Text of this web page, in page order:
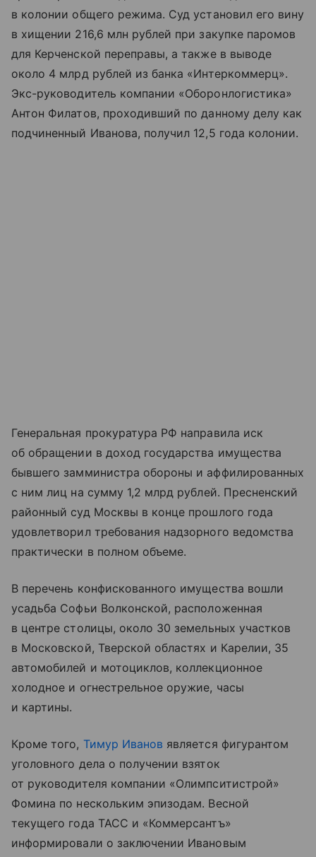
в колонии общего режима. Суд установил его вину
в хищении 216,6 млн рублей при закупке паромов
для Керченской переправы, а также в выводе
около 4 млрд рублей из банка «Интеркоммерц».
Экс-руководитель компании «Оборонлогистика»
Антон Филатов, проходивший по данному делу как
подчиненный Иванова, получил 12,5 года колонии.
Генеральная прокуратура РФ направила иск
об обращении в доход государства имущества
бывшего замминистра обороны и аффилированных
с ним лиц на сумму 1,2 млрд рублей. Пресненский
районный суд Москвы в конце прошлого года
удовлетворил требования надзорного ведомства
практически в полном объеме.
В перечень конфискованного имущества вошли
усадьба Софьи Волконской, расположенная
в центре столицы, около 30 земельных участков
в Московской, Тверской областях и Карелии, 35
автомобилей и мотоциклов, коллекционное
холодное и огнестрельное оружие, часы
и картины.
Кроме того, Тимур Иванов является фигурантом
уголовного дела о получении взяток
от руководителя компании «Олимпситистрой»
Фомина по нескольким эпизодам. Весной
текущего года ТАСС и «Коммерсантъ»
информировали о заключении Ивановым